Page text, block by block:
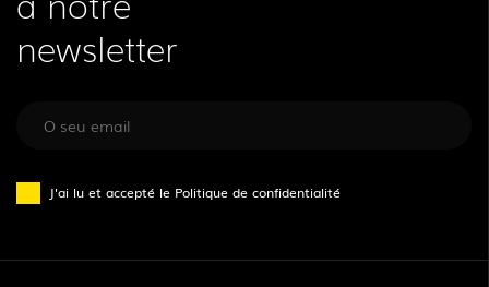
newsletter
J'ai lu et accepté le Politique de confidentialité